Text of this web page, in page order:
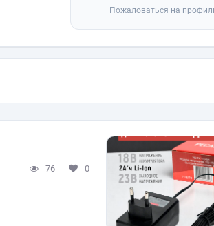
Пожаловаться на
76 0